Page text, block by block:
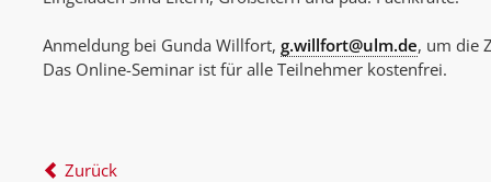
Anmeldung bei Gunda Willfort,g.willfort@ulm.de, um die
Das Online-Seminar ist für alle Teilnehmer kostenfrei.
Zurück